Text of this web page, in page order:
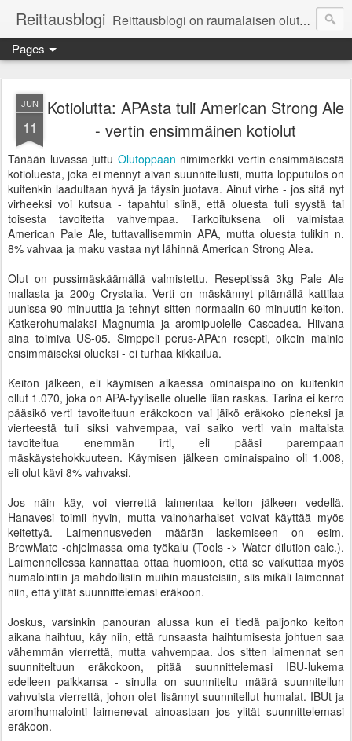
Reittausblogi Reittausblogi on raumalaisen olutharrastajan blogi. Reittaus (rating) tarkoittaa asioiden arvioimista. Reittausblogissa paneudutaan panemisen lopputuotteisiin eli arvioidaan oluita, puolueettomasti.
Pages
JUN
11
Kotiolutta: APAsta tuli American Strong Ale
- vertin ensimmäinen kotiolut
Tänään luvassa juttu Olutoppaan nimimerkki vertin ensimmäisestä
kotioluesta, joka ei mennyt aivan suunnitellusti, mutta lopputulos on
kuitenkin laadultaan hyvä ja täysin juotava. Ainut virhe - jos sitä nyt
virheeksi voi kutsua - tapahtui siinä, että oluesta tuli syystä tai
toisesta tavoitetta vahvempaa. Tarkoituksena oli valmistaa
American Pale Ale, tuttavallisemmin APA, mutta oluesta tulikin n.
8% vahvaa ja maku vastaa nyt lähinnä American Strong Alea.
Olut on pussimäskäämällä valmistettu. Reseptissä 3kg Pale Ale
mallasta ja 200g Crystalia. Verti on mäskännyt pitämällä kattilaa
uunissa 90 minuuttia ja tehnyt sitten normaalin 60 minuutin keiton.
Katkerohumalaksi Magnumia ja aromipuolelle Cascadea. Hiivana
aina toimiva US-05. Simppeli perus-APA:n resepti, oikein mainio
ensimmäiseksi olueksi - ei turhaa kikkailua.
Keiton jälkeen, eli käymisen alkaessa ominaispaino on kuitenkin
ollut 1.070, joka on APA-tyyliselle oluelle liian raskas. Tarina ei kerro
pääsikö verti tavoiteltuun eräkokoon vai jäikö eräkoko pieneksi ja
vierteestä tuli siksi vahvempaa, vai saiko verti vain maltaista
tavoiteltua enemmän irti, eli pääsi parempaan
mäskäystehokkuuteen. Käymisen jälkeen ominaispaino oli 1.008,
eli olut kävi 8% vahvaksi.
Jos näin käy, voi vierrettä laimentaa keiton jälkeen vedellä.
Hanavesi toimii hyvin, mutta vainoharhaiset voivat käyttää myös
keitettyä. Laimennusveden määrän laskemiseen on esim.
BrewMate -ohjelmassa oma työkalu (Tools -> Water dilution calc.).
Laimennellessa kannattaa ottaa huomioon, että se vaikuttaa myös
humalointiin ja mahdollisiin muihin mausteisiin, siis mikäli laimennat
niin, että ylität suunnittelemasi eräkoon.
Joskus, varsinkin panouran alussa kun ei tiedä paljonko keiton
aikana haihtuu, käy niin, että runsaasta haihtumisesta johtuen saa
vähemmän vierrettä, mutta vahvempaa. Jos sitten laimennat sen
suunniteltuun eräkokoon, pitää suunnittelemasi IBU-lukema
edelleen paikkansa - sinulla on suunniteltu määrä suunnitellun
vahvuista vierrettä, johon olet lisännyt suunnitellut humalat. IBUt ja
aromihumalointi laimenevat ainoastaan jos ylität suunnittelemasi
eräkoon.